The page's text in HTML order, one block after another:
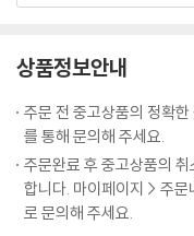
되는 허위적인 이미지들 따
을 보여주는 것밖에 안된다
e)와 세련된 미각(palate)
을 받으면 어떤 것들이 다
고 미적으로 더 낫다 ― 는
--- p.217
을 규정하는 것처럼 미술의
다름없다고 보고, 이 시기
받지 못하는 경향이 농후했
붕괴는 곧 미술사의 붕괴를
중요한 역사적 사건이 발발
상품정보안내
주문 전 중고상품의 정확
를 통해 문의해 주세요.
주문완료 후 중고상품의
합니다. 마이페이지 > 주
로 문의해 주세요.